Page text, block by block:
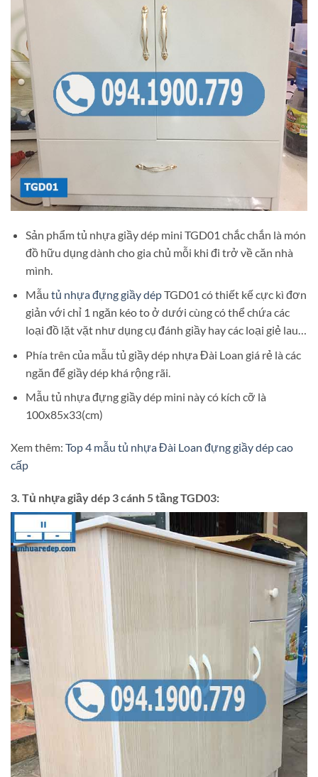
Sản phẩm tủ nhựa giầy dép mini TGD01 chắc chắn là món
đồ hữu dụng dành cho gia chủ mỗi khi đi trở về căn nhà
mình.
Mẫu tủ nhựa đựng giầy dépTGD01 có thiết kế cực kì đơn
giản với chỉ 1 ngăn kéo to ở dưới cùng có thể chứa các
loại đồ lặt vặt như dụng cụ đánh giầy hay các loại giẻ lau…
Phía trên của mẫu tủ giầy dép nhựa Đài Loan giá rẻ là các
ngăn để giầy dép khá rộng rãi.
Mẫu tủ nhựa đựng giầy dép mini này có kích cỡ là
100x85x33(cm)
Xem thêm: Top 4 mẫu tủ nhựa Đài Loan đựng giầy dép cao
cấp
3. Tủ nhựa giầy dép 3 cánh 5 tầng TGD03: